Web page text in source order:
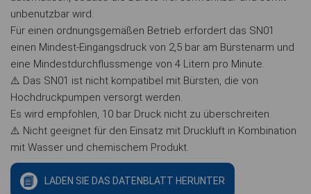
unbenutzbar wird.
Für einen ordnungsgemäßen Betrieb erfordert das SN01
einen Mindest-Eingangsdruck von 2,5 bar am Bürstenarm und
eine Mindestdurchflussmenge von 4 Litern pro Minute.
⚠️ Das SN01 ist nicht kompatibel mit Bürsten, die von
Hochdruckpumpen versorgt werden.
Es wird empfohlen, 10 bar Druck nicht zu überschreiten.
⚠️ Nicht geeignet für den Einsatz mit Druckluft in Kombination
mit Wasser und chemischem Produkt.
LADEN SIE DAS DATENBLATT HERUNTER